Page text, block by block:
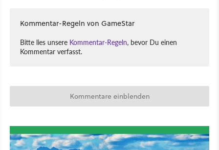
Kommentar-Regeln von GameStar
Bitte lies unsere Kommentar-Regeln, bevor Du einen
Kommentar verfasst.
Kommentare einblenden